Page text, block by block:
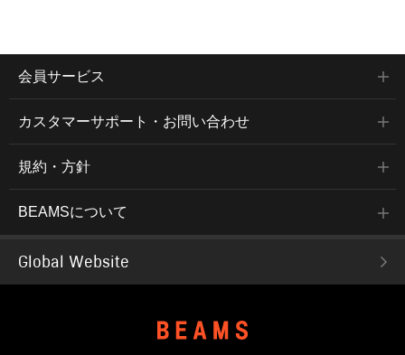
会員サービス
カスタマーサポート・お問い合わせ
規約・方針
BEAMSについて
Global Website